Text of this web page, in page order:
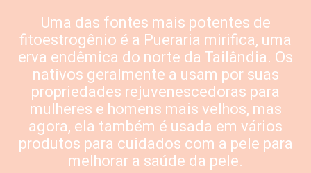
Uma das fontes mais potentes de
fitoestrogênio é a Pueraria mirifica, uma
erva endêmica do norte da Tailândia. Os
nativos geralmente a usam por suas
propriedades rejuvenescedoras para
mulheres e homens mais velhos, mas
agora, ela também é usada em vários
produtos para cuidados com a pele para
melhorar a saúde da pele.